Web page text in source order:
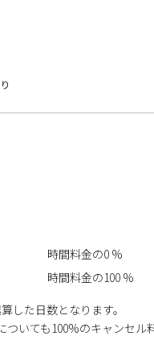
時間料金の0 %
時間料金の100 %
した日数となります。
いても100%のキャンセル